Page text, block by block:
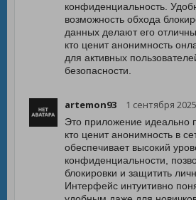
конфиденциальность.
возможность обхода
данных делают его
кто ценит анонимность
для активных
безопасности.
artemon93 1 сентября
Это приложение идеально
кто ценит анонимность в
обеспечивает высокий
конфиденциальности,
блокировки и защитить
Интерфейс интуитивно